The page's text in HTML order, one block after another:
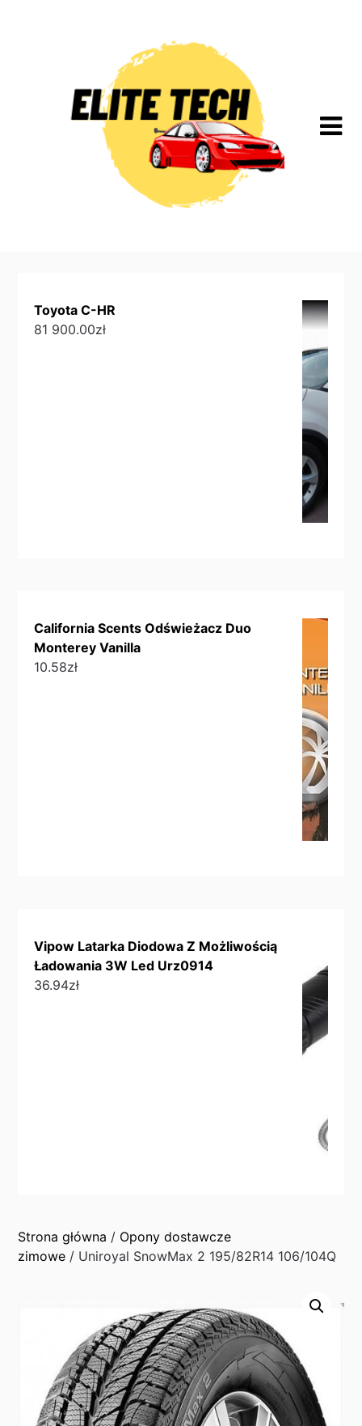
Toyota C-HR
81 900.00zł
California Scents Odświeżacz Duo
Monterey Vanilla
10.58zł
Vipow Latarka Diodowa Z Możliwością
Ładowania 3W Led Urz0914
36.94zł
Strona główna / Opony dostawcze
zimowe / Uniroyal SnowMax 2 195/82R14 106/104Q